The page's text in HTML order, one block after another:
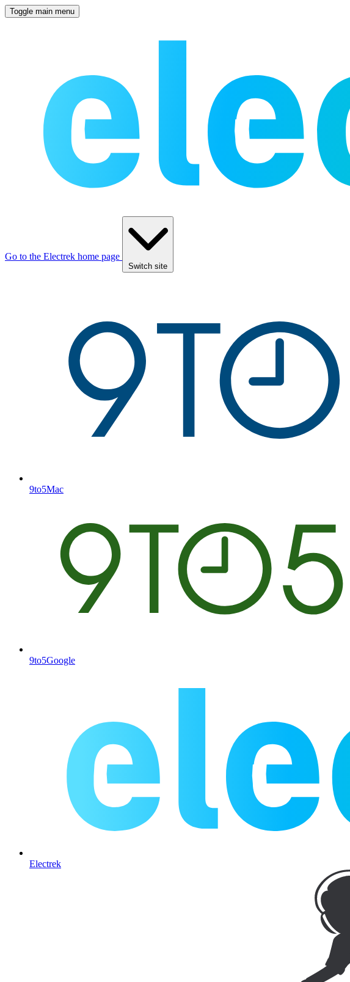
Toggle main menu
Go to the Electrek home page
Switch site
9to5Mac
9to5Google
Electrek